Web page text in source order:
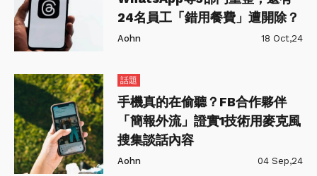
24名員工「錯用餐費」遭開除？
Aohn 18 Oct,24
話題
手機真的在偷聽？FB合作夥伴
「簡報外流」證實1技術用麥克風
搜集談話內容
Aohn 04 Sep,24